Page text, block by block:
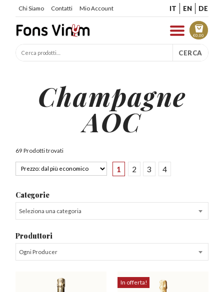
Chi Siamo Contatti Mio Account IT EN DE
€0.00
CERCA
Champagne
AOC
69 Prodotti trovati
1 2 3 4
Categorie
Seleziona una categoria
Produttori
Ogni Producer
In offerta!